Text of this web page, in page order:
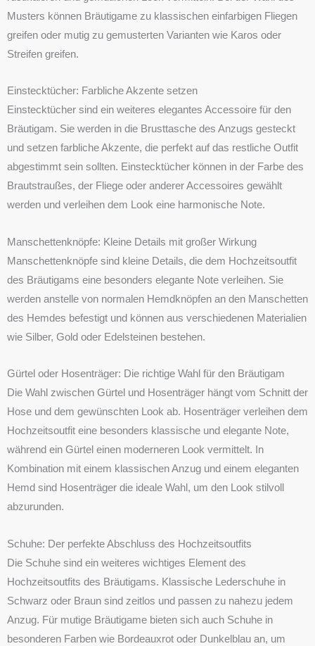
Musters können Bräutigame zu klassischen einfarbigen Fliegen
greifen oder mutig zu gemusterten Varianten wie Karos oder
Streifen greifen.
Einstecktücher: Farbliche Akzente setzen
Einstecktücher sind ein weiteres elegantes Accessoire für den
Bräutigam. Sie werden in die Brusttasche des Anzugs gesteckt
und setzen farbliche Akzente, die perfekt auf das restliche Outfit
abgestimmt sein sollten. Einstecktücher können in der Farbe des
Brautstraußes, der Fliege oder anderer Accessoires gewählt
werden und verleihen dem Look eine harmonische Note.
Manschettenknöpfe: Kleine Details mit großer Wirkung
Manschettenknöpfe sind kleine Details, die dem Hochzeitsoutfit
des Bräutigams eine besonders elegante Note verleihen. Sie
werden anstelle von normalen Hemdknöpfen an den Manschetten
des Hemdes befestigt und können aus verschiedenen Materialien
wie Silber, Gold oder Edelsteinen bestehen.
Gürtel oder Hosenträger: Die richtige Wahl für den Bräutigam
Die Wahl zwischen Gürtel und Hosenträger hängt vom Schnitt der
Hose und dem gewünschten Look ab. Hosenträger verleihen dem
Hochzeitsoutfit eine besonders klassische und elegante Note,
während ein Gürtel einen moderneren Look vermittelt. In
Kombination mit einem klassischen Anzug und einem eleganten
Hemd sind Hosenträger die ideale Wahl, um den Look stilvoll
abzurunden.
Schuhe: Der perfekte Abschluss des Hochzeitsoutfits
Die Schuhe sind ein weiteres wichtiges Element des
Hochzeitsoutfits des Bräutigams. Klassische Lederschuhe in
Schwarz oder Braun sind zeitlos und passen zu nahezu jedem
Anzug. Für mutige Bräutigame bieten sich auch Schuhe in
besonderen Farben wie Bordeauxrot oder Dunkelblau an, um